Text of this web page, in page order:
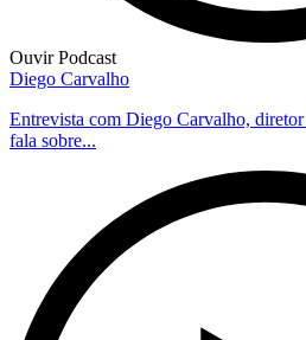
Ouvir Podcast
Diego Carvalho
Entrevista com Diego Carvalho,
fala sobre...